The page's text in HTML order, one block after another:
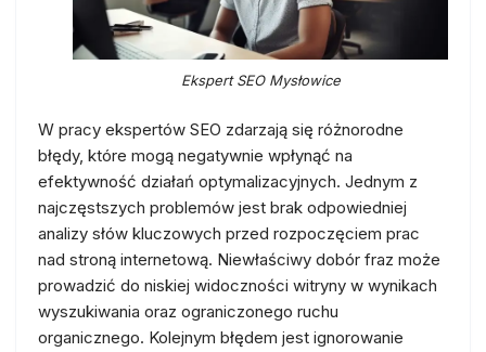
Ekspert SEO Mysłowice
W pracy ekspertów SEO zdarzają się różnorodne
błędy, które mogą negatywnie wpłynąć na
efektywność działań optymalizacyjnych. Jednym z
najczęstszych problemów jest brak odpowiedniej
analizy słów kluczowych przed rozpoczęciem prac
nad stroną internetową. Niewłaściwy dobór fraz może
prowadzić do niskiej widoczności witryny w wynikach
wyszukiwania oraz ograniczonego ruchu
organicznego. Kolejnym błędem jest ignorowanie